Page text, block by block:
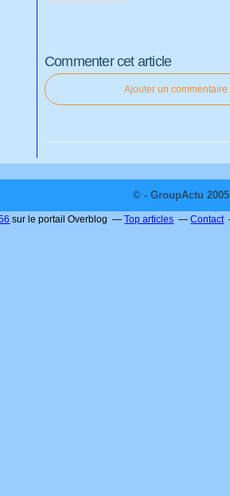
Commenter cet article
Ajouter un commentaire
© - GroupActu
sur le portail Overblog Top articles Contact